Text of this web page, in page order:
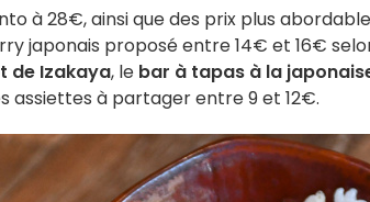
à 28€, ainsi que des prix plus
japonais proposé entre 14€ et 16€
de Izakaya, le bar à tapas à la
assiettes à partager entre 9 et 12€.